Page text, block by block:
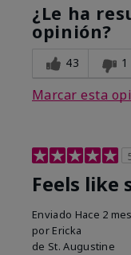
¿Le ha
opinión?
43 1
Marcar esta
Feels like
Enviado Hace 2
por Ericka
de St. Augustine